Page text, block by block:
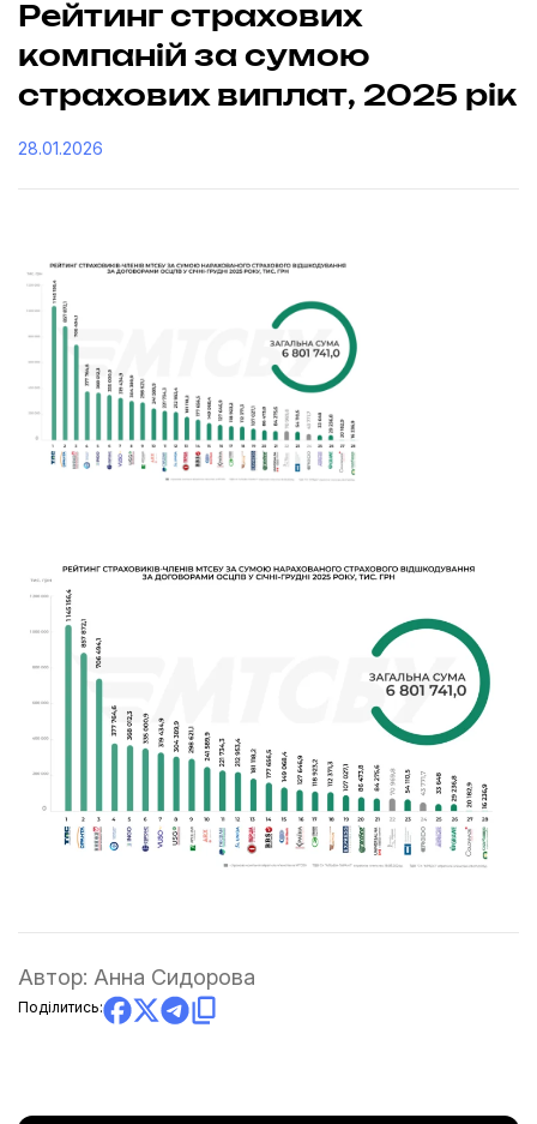
Рейтинг страхових
компаній за сумою
страхових виплат, 2025 рік
28.01.2026
Автор: Анна Сидорова
Поділитись: